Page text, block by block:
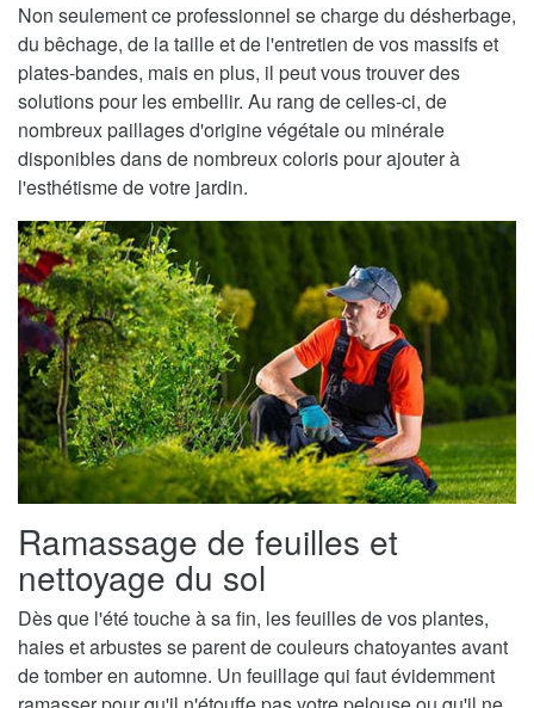
Non seulement ce professionnel se charge du désherbage,
du bêchage, de la taille et de l'entretien de vos massifs et
plates-bandes, mais en plus, il peut vous trouver des
solutions pour les embellir. Au rang de celles-ci, de
nombreux paillages d'origine végétale ou minérale
disponibles dans de nombreux coloris pour ajouter à
l'esthétisme de votre jardin.
Ramassage de feuilles et
nettoyage du sol
Dès que l'été touche à sa fin, les feuilles de vos plantes,
haies et arbustes se parent de couleurs chatoyantes avant
de tomber en automne. Un feuillage qui faut évidemment